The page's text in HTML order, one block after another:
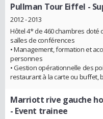
Pullman Tour Eiffel -
2012 - 2013
Hôtel 4* de 460 chambres doté
salles de conférences
• Management, formation et
personnes
• Gestion opérationnelle des
restaurant à la carte ou buffet,
Marriott rive gauche
- Event trainee